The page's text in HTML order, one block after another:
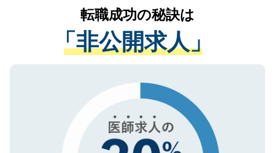
は、個人情報の取り扱いについての厳密な
管理基準を満たした事業者のみに付与され
る、プライバシーマークを取得済みです。
で、機密保持に関してもご安心ください。
かがいして、現在の医療機関の状況や紹介
経験をまじえながら、適切なアドバイスを
させていただきます。すぐにご転職をされ
ない方には、長期的なサポートが可能です
ので、まずはご登録ください。
転職成功の秘訣は
「非公開求人」